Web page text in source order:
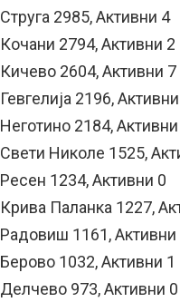
Струга 2985, Активни 4
Кочани 2794, Активни 2
Кичево 2604, Активни 7
Гевгелија 2196,
Неготино 2184,
Свети Николе 1525,
Ресен 1234, Активни 0
Крива Паланка 1227,
Радовиш 1161, Активни
Берово 1032, Активни 1
Делчево 973, Активни 0